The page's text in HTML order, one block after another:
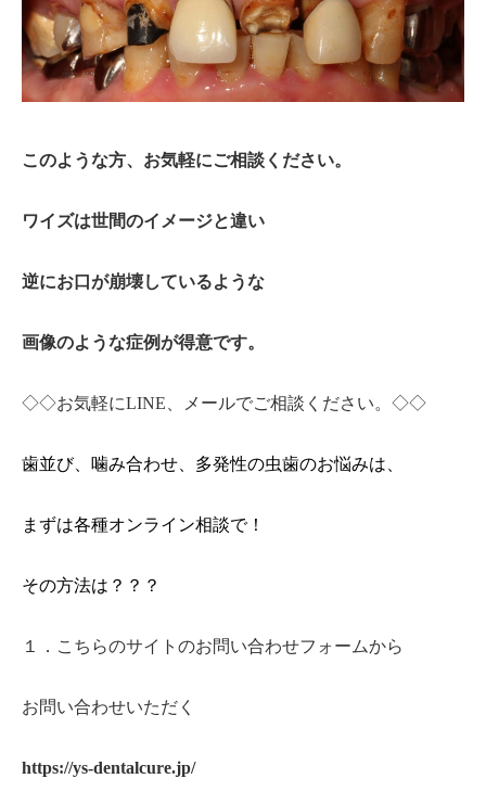
このような方、お気軽にご相談ください。
ワイズは世間のイメージと違い
逆にお口が崩壊しているような
画像のような症例が得意です。
◇◇お気軽にLINE、メールでご相談ください。◇◇
歯並び、噛み合わせ、多発性の虫歯のお悩みは、
まずは各種オンライン相談で！
その方法は？？？
１．こちらのサイトのお問い合わせフォームから
お問い合わせいただく
https://ys-dentalcure.jp/